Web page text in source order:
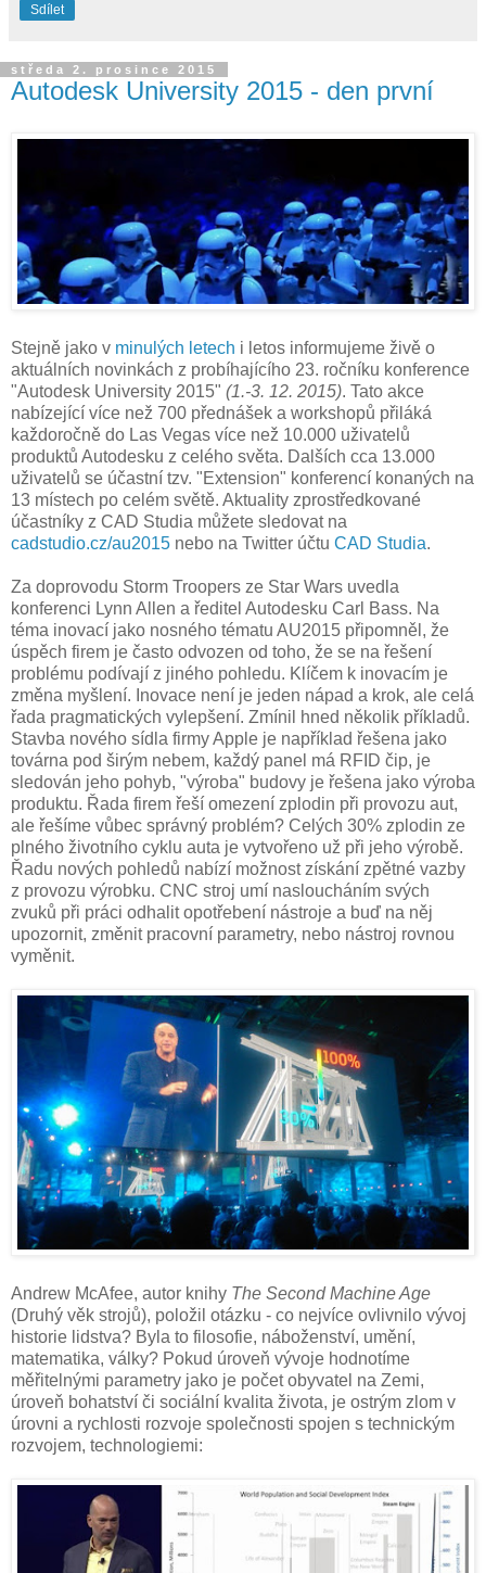
Sdílet
středa 2. prosince 2015
Autodesk University 2015 - den první
Stejně jako v minulých letech i letos informujeme živě o
aktuálních novinkách z probíhajícího 23. ročníku konference
"Autodesk University 2015" (1.-3. 12. 2015). Tato akce
nabízející více než 700 přednášek a workshopů přiláká
každoročně do Las Vegas více než 10.000 uživatelů
produktů Autodesku z celého světa. Dalších cca 13.000
uživatelů se účastní tzv. "Extension" konferencí konaných na
13 místech po celém světě. Aktuality zprostředkované
účastníky z CAD Studia můžete sledovat na
cadstudio.cz/au2015 nebo na Twitter účtu CAD Studia.
Za doprovodu Storm Troopers ze Star Wars uvedla
konferenci Lynn Allen a ředitel Autodesku Carl Bass. Na
téma inovací jako nosného tématu AU2015 připomněl, že
úspěch firem je často odvozen od toho, že se na řešení
problému podívají z jiného pohledu. Klíčem k inovacím je
změna myšlení. Inovace není je jeden nápad a krok, ale celá
řada pragmatických vylepšení. Zmínil hned několik příkladů.
Stavba nového sídla firmy Apple je například řešena jako
továrna pod širým nebem, každý panel má RFID čip, je
sledován jeho pohyb, "výroba" budovy je řešena jako výroba
produktu. Řada firem řeší omezení zplodin při provozu aut,
ale řešíme vůbec správný problém? Celých 30% zplodin ze
plného životního cyklu auta je vytvořeno už při jeho výrobě.
Řadu nových pohledů nabízí možnost získání zpětné vazby
z provozu výrobku. CNC stroj umí nasloucháním svých
zvuků při práci odhalit opotřebení nástroje a buď na něj
upozornit, změnit pracovní parametry, nebo nástroj rovnou
vyměnit.
Andrew McAfee, autor knihy The Second Machine Age
(Druhý věk strojů), položil otázku - co nejvíce ovlivnilo vývoj
historie lidstva? Byla to filosofie, náboženství, umění,
matematika, války? Pokud úroveň vývoje hodnotíme
měřitelnými parametry jako je počet obyvatel na Zemi,
úroveň bohatství či sociální kvalita života, je ostrým zlom v
úrovni a rychlosti rozvoje společnosti spojen s technickým
rozvojem, technologiemi: